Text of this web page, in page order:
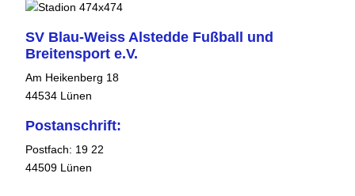
SV Blau-Weiss Alstedde Fußball und
Breitensport e.V.
Am Heikenberg 18
44534 Lünen
Postanschrift:
Postfach: 19 22
44509 Lünen